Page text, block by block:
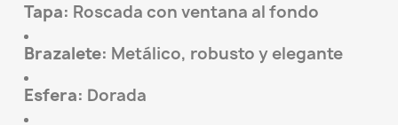
Tapa: Roscada con ventana al fondo
Brazalete: Metálico, robusto y elegante
Esfera: Dorada